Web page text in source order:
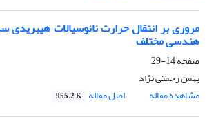
مروری بر انتقال حرارت نانوسیالات هیبریدی
هندسی مختلف
صفحه14-29
بهمن رحمتی نژاد
مشاهده مقاله
اصل مقاله 955.2 K